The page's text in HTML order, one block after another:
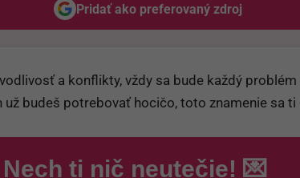
Pridať ako preferovaný zdroj
Odzadu, odkaz sa otvorí v
a konflikty, vždy sa bude každý
už budeš potrebovať hocičo, toto znamenie sa
Nech ti nič neutečie! 💌